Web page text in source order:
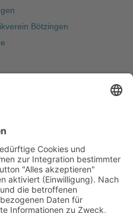
Bötzingen
für den